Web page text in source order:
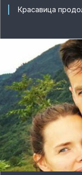
Красавица